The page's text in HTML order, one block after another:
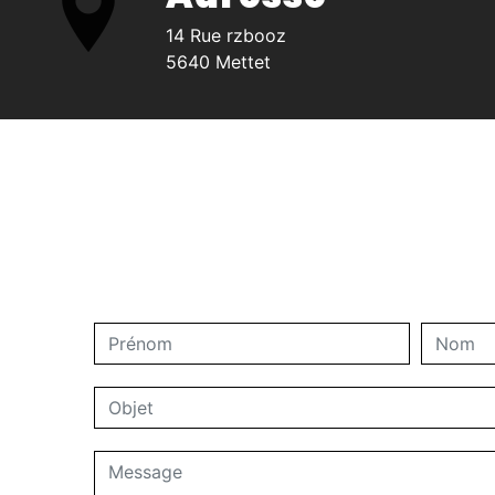
14 Rue rzbooz
5640 Mettet